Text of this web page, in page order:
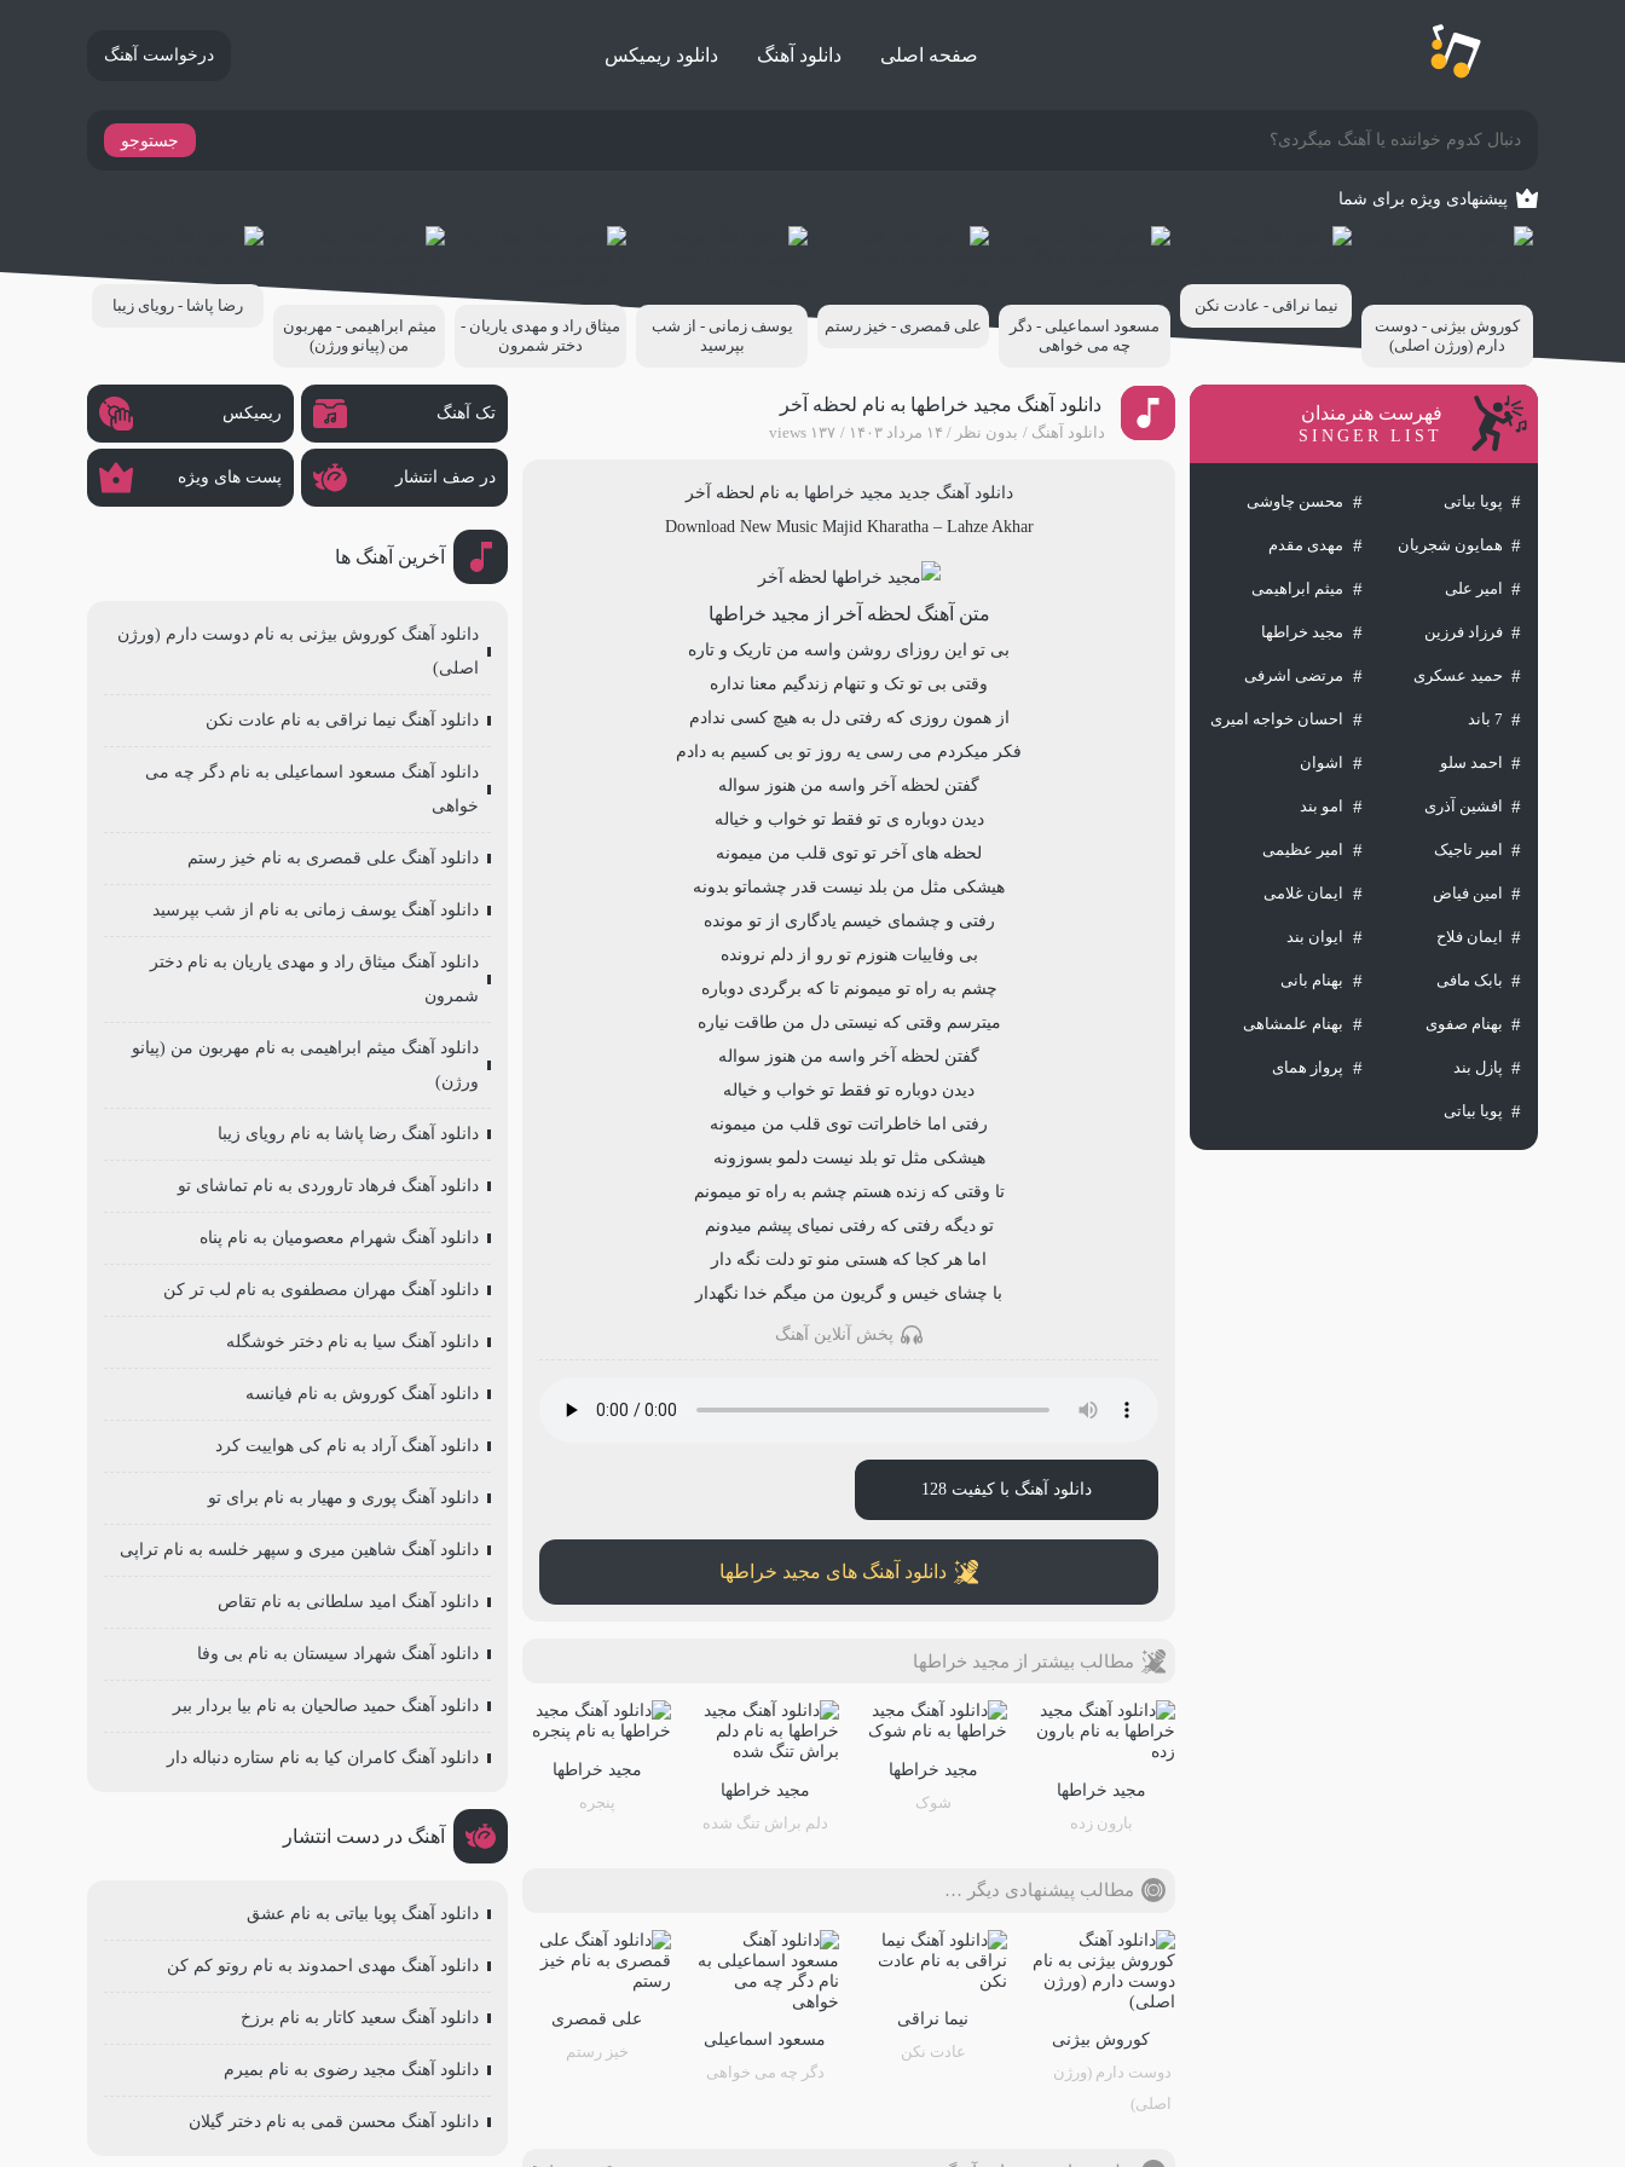
صفحه اصلی دانلود آهنگ دانلود ریمیکس درخواست آهنگ
جستوجو
پیشنهادی ویژه برای شما
کوروش بیژنی - دوست
دارم (ورژن اصلی)
نیما نراقی - عادت نکن
مسعود اسماعیلی - دگر
چه می خواهی
علی قمصری - خیز رستم
یوسف زمانی - از شب
بپرسید
میثاق راد و مهدی یاریان -
دختر شمرون
میثم ابراهیمی - مهربون
من (پیانو ورژن)
رضا پاشا - رویای زیبا
دانلود آهنگ مجید خراطها به نام لحظه آخر
دانلود آهنگ بدون نظر ۱۴ مرداد ۱۴۰۳ ۱۳۷ views
دانلود آهنگ جدید مجید خراطها به نام لحظه آخر
Download New Music Majid Kharatha– Lahze Akhar
متن آهنگ لحظه آخر از مجید خراطها
بی تو این روزای روشن واسه من تاریک و تاره
وقتی بی تو تک و تنهام زندگیم معنا نداره
از همون روزی که رفتی دل به هیچ کسی ندادم
فکر میکردم می رسی یه روز تو بی کسیم به دادم
گفتن لحظه آخر واسه من هنوز سواله
دیدن دوباره ی تو فقط تو خواب و خیاله
لحظه های آخر تو توی قلب من میمونه
هیشکی مثل من بلد نیست قدر چشماتو بدونه
رفتی و چشمای خیسم یادگاری از تو مونده
بی وفاییات هنوزم تو رو از دلم نرونده
چشم به راه تو میمونم تا که برگردی دوباره
میترسم وقتی که نیستی دل من طاقت نیاره
گفتن لحظه آخر واسه من هنوز سواله
دیدن دوباره تو فقط تو خواب و خیاله
رفتی اما خاطراتت توی قلب من میمونه
هیشکی مثل تو بلد نیست دلمو بسوزونه
تا وقتی که زنده هستم چشم به راه تو میمونم
تو دیگه رفتی که رفتی نمیای پیشم میدونم
اما هر کجا که هستی منو تو دلت نگه دار
با چشای خیس و گریون من میگم خدا نگهدار
پخش آنلاین آهنگ
دانلود آهنگ با کیفیت 128
دانلود آهنگ های مجید خراطها
مطالب بیشتر از مجید خراطها
مجید خراطها
بارون زده
مجید خراطها
شوک
مجید خراطها
دلم براش تنگ شده
مجید خراطها
پنجره
مطالب پیشنهادی دیگر …
کوروش بیژنی
دوست دارم (ورژن
اصلی)
نیما نراقی
عادت نکن
مسعود اسماعیلی
دگر چه می خواهی
علی قمصری
خیز رستم
فهرست هنرمندان
SINGER LIST
پویا بیاتی محسن چاوشی
همایون شجریان مهدی مقدم
امیر علی میثم ابراهیمی
فرزاد فرزین مجید خراطها
حمید عسکری مرتضی اشرفی
7 باند احسان خواجه امیری
احمد سلو اشوان
افشین آذری امو بند
امیر تاجیک امیر عظیمی
امین فیاض ایمان غلامی
ایمان فلاح ایوان بند
بابک مافی بهنام بانی
بهنام صفوی بهنام علمشاهی
پازل بند پرواز همای
پویا بیاتی
تک آهنگ ریمیکس
در صف انتشار پست های ویژه
آخرین آهنگ ها
دانلود آهنگ کوروش بیژنی به نام دوست دارم (ورژن
اصلی)
دانلود آهنگ نیما نراقی به نام عادت نکن
دانلود آهنگ مسعود اسماعیلی به نام دگر چه می
خواهی
دانلود آهنگ علی قمصری به نام خیز رستم
دانلود آهنگ یوسف زمانی به نام از شب بپرسید
دانلود آهنگ میثاق راد و مهدی یاریان به نام دختر
شمرون
دانلود آهنگ میثم ابراهیمی به نام مهربون من (پیانو
ورژن)
دانلود آهنگ رضا پاشا به نام رویای زیبا
دانلود آهنگ فرهاد تاروردی به نام تماشای تو
دانلود آهنگ شهرام معصومیان به نام پناه
دانلود آهنگ مهران مصطفوی به نام لب تر کن
دانلود آهنگ سیا به نام دختر خوشگله
دانلود آهنگ کوروش به نام فیانسه
دانلود آهنگ آراد به نام کی هواییت کرد
دانلود آهنگ پوری و مهیار به نام برای تو
دانلود آهنگ شاهین میری و سپهر خلسه به نام تراپی
دانلود آهنگ امید سلطانی به نام تقاص
دانلود آهنگ شهراد سیستان به نام بی وفا
دانلود آهنگ حمید صالحیان به نام بیا بردار ببر
دانلود آهنگ کامران کیا به نام ستاره دنباله دار
آهنگ در دست انتشار
دانلود آهنگ پویا بیاتی به نام عشق
دانلود آهنگ مهدی احمدوند به نام روتو کم کن
دانلود آهنگ سعید کاتار به نام برزخ
دانلود آهنگ مجید رضوی به نام بمیرم
دانلود آهنگ محسن قمی به نام دختر گیلان